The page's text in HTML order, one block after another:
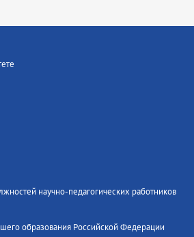
научно-педагогических работников
образования Российской Федерации